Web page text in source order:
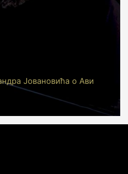
Јовановића о Ави